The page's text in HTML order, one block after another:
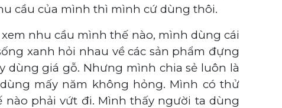
cầu của mình thì mình cứ dùng thôi.
nhu cầu mình thế nào, mình dùng cái
xanh hỏi nhau về các sản phẩm đựng
dùng giá gỗ. Nhưng mình chia sẻ luôn là
mấy năm không hỏng. Mình có thử
phải vứt đi. Mình thấy người ta dùng